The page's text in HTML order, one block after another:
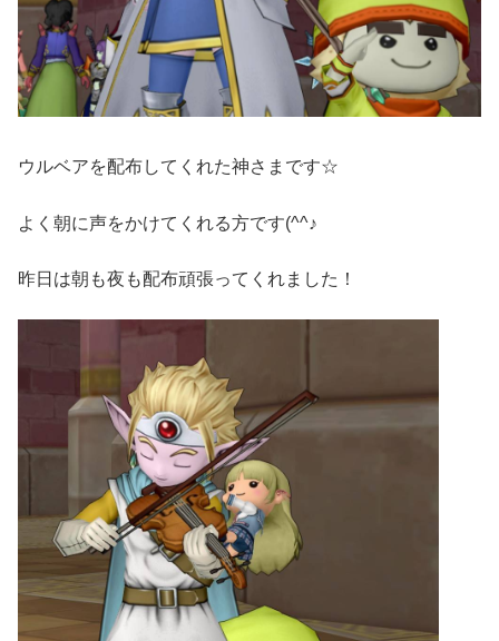
ウルベアを配布してくれた神さまです☆
よく朝に声をかけてくれる方です(^^♪
昨日は朝も夜も配布頑張ってくれました！